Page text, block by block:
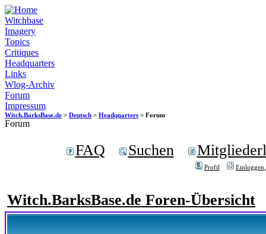
Witchbase
Imagery
Topics
Critiques
Headquarters
Links
Wlog-Archiv
Forum
Impressum
Witch.BarksBase.de > Deutsch > Headquarters > Forum
Forum
FAQ Suchen
Profil
Witch.BarksBase.de Foren-Übersicht